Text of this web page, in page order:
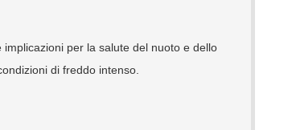
per la salute del nuoto e dello
di freddo intenso.